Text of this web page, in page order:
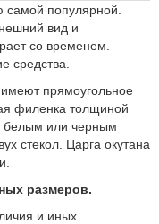
популярной.
вид и
со временем.
средства.
прямоугольное
филенка толщиной
белым или черным
стекол. Царга окутана
размеров.
и иных